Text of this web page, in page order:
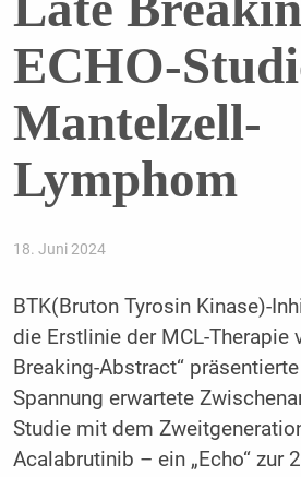
ECHO-
Mantelzell-
Lymphom
18. Juni 2024
BTK(Bruton Tyrosin Kinase)-
die Erstlinie der MCL-Therapie
Breaking-Abstract“
Spannung erwartete
Studie mit dem
Acalabrutinib – ein „Echo“ zur